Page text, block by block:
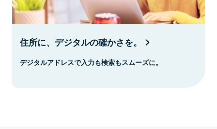
住所に、デジタルの確かさを。
デジタルアドレスで入力も検索もスムーズに。